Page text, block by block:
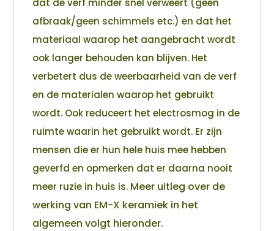
afbraak/geen schimmels etc.) en dat het
materiaal waarop het aangebracht wordt
ook langer behouden kan blijven. Het
verbetert dus de weerbaarheid van de verf
en de materialen waarop het gebruikt
wordt. Ook reduceert het electrosmog in de
ruimte waarin het gebruikt wordt. Er zijn
mensen die er hun hele huis mee hebben
geverfd en opmerken dat er daarna nooit
meer ruzie in huis is. Meer uitleg over de
werking van EM-X keramiek in het
algemeen volgt hieronder.